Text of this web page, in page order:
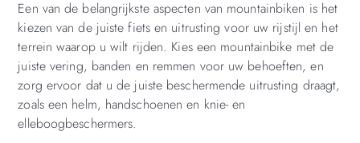
Een van de belangrijkste aspecten van mountainbiken is het
kiezen van de juiste fiets en uitrusting voor uw rijstijl en het
terrein waarop u wilt rijden. Kies een mountainbike met de
juiste vering, banden en remmen voor uw behoeften, en
zorg ervoor dat u de juiste beschermende uitrusting draagt,
zoals een helm, handschoenen en knie- en
elleboogbeschermers.